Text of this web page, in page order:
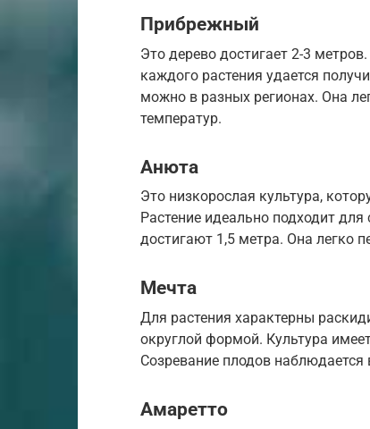
Прибрежный
Это дерево достигает 2-3
каждого растения удается
можно в разных регионах. Она
температур.
Анюта
Это низкорослая культура,
Растение идеально подходит
достигают 1,5 метра. Она легко
Мечта
Для растения характерны
округлой формой. Культура
Созревание плодов наблюдается
Амаретто